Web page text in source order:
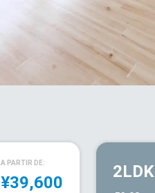
A PARTIR DE:
¥39,600
2LDK